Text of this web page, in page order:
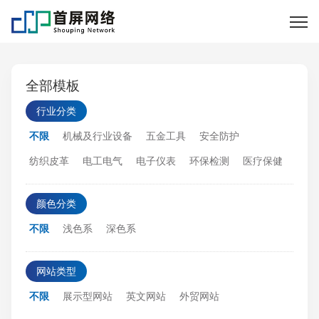
全部模板
行业分类
不限 机械及行业设备 五金工具 安全防护
纺织皮革 电工电气 电子仪表 环保检测 医疗保健
颜色分类
不限 浅色系 深色系
网站类型
不限 展示型网站 英文网站 外贸网站